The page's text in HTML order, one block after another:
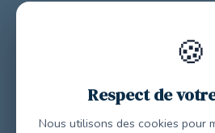
🍪
Respect de
Nous utilisons des cookies pour